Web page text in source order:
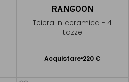
RANGOON
Teiera in ceramica - 4
tazze
Acquistare 220 €
Aggiungere